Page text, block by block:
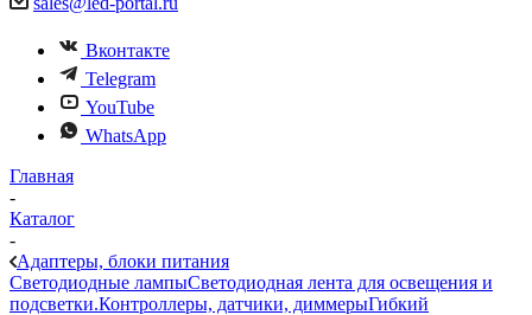
Вконтакте
Telegram
YouTube
WhatsApp
Главная
-
Каталог
-
Адаптеры, блоки питания
Светодиодные лампыСветодиодная лента для освещения и
подсветки.Контроллеры, датчики, диммерыГибкий